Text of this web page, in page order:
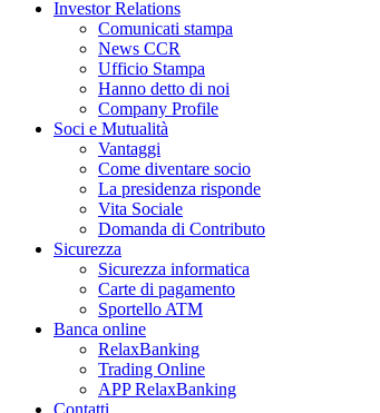
Investor Relations
Comunicati stampa
News CCR
Ufficio Stampa
Hanno detto di noi
Company Profile
Soci e Mutualità
Vantaggi
Come diventare socio
La presidenza risponde
Vita Sociale
Domanda di Contributo
Sicurezza
Sicurezza informatica
Carte di pagamento
Sportello ATM
Banca online
RelaxBanking
Trading Online
APP RelaxBanking
Contatti